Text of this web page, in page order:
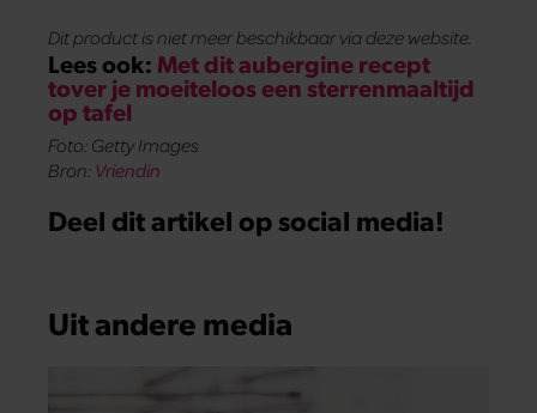
Dit product is niet meer beschikbaar via deze website.
Lees ook: Met dit aubergine recept
tover je moeiteloos een sterrenmaaltijd
op tafel
Foto: Getty Images
Bron: Vriendin
Deel dit artikel op social media!
Uit andere media